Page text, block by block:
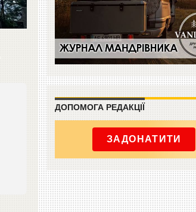
ДОПОМОГА РЕДАКЦІЇ
ЗАДОНАТИТИ